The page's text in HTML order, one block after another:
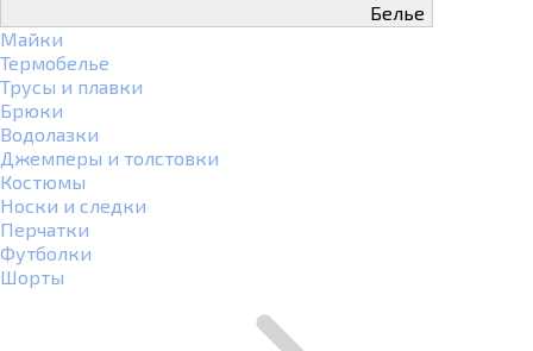
Белье
Майки
Термобелье
Трусы и плавки
Брюки
Водолазки
Джемперы и толстовки
Костюмы
Носки и следки
Перчатки
Футболки
Шорты